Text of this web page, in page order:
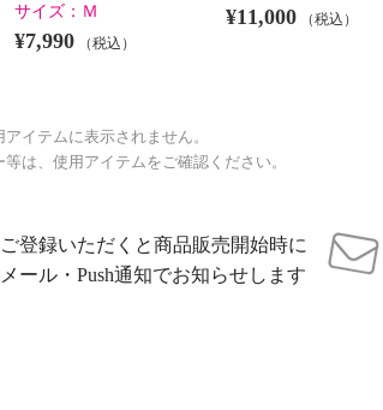
サイズ： Ｍ
¥7,990 （税込）
¥11,000 （税込）
イテムに表示されません。
は、使用アイテムをご確認ください。
ご登録いただくと商品販売開始時に
メール・Push通知でお知らせします